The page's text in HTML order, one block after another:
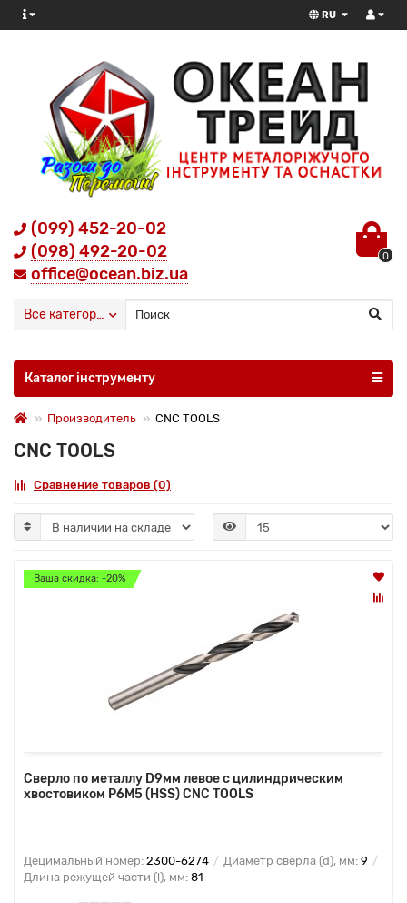
RU
(099) 452-20-02
(098) 492-20-02
office@ocean.biz.ua
0
Все категории
Каталог інструменту
Производитель CNC TOOLS
CNC TOOLS
Сравнение товаров (0)
Ваша скидка: -20%
Сверло по металлу D9мм левое с цилиндрическим
хвостовиком Р6М5 (HSS) CNC TOOLS
Децимальный номер: 2300-6274 Диаметр сверла (d), мм: 9
Длина режущей части (l), мм: 81